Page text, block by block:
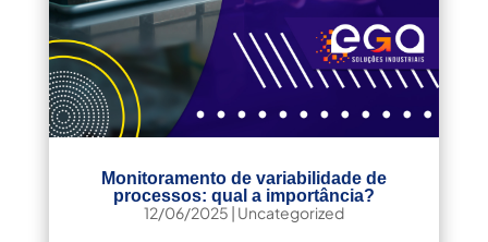
Monitoramento de variabilidade de
processos: qual a importância?
12/06/2025 | Uncategorized